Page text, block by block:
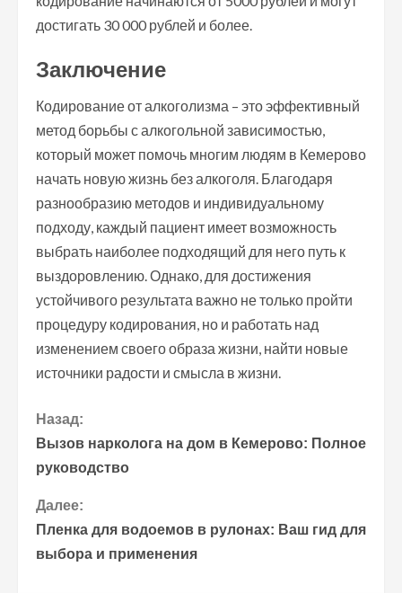
достигать 30 000 рублей и более.
Заключение
Кодирование от алкоголизма – это эффективный
метод борьбы с алкогольной зависимостью,
который может помочь многим людям в Кемерово
начать новую жизнь без алкоголя. Благодаря
разнообразию методов и индивидуальному
подходу, каждый пациент имеет возможность
выбрать наиболее подходящий для него путь к
выздоровлению. Однако, для достижения
устойчивого результата важно не только пройти
процедуру кодирования, но и работать над
изменением своего образа жизни, найти новые
источники радости и смысла в жизни.
П
р
о
д
Назад:
Вызов нарколога на дом в Кемерово: Полное
руководство
Далее:
Пленка для водоемов в рулонах: Ваш гид для
выбора и применения